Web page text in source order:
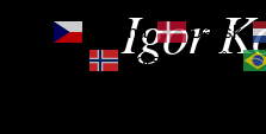
Igor
Čeština‎
Dansk
Norsk bokmål